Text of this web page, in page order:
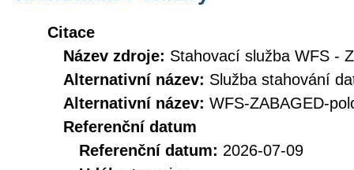
Citace
Název zdroje: Stahovací služba WFS -
Alternativní název: Služba stahování
Alternativní název: WFS-ZABAGED-
Referenční datum
Referenční datum: 2026-07-09